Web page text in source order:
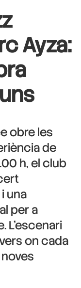
Ayza:
obre les
de
h, el club
una
per a
L’escenari
on cada